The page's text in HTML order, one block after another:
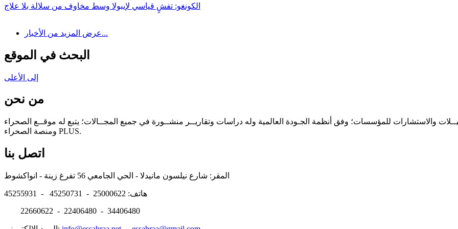
الكونغو: تفشٍ قياسي لإيبولا وسط مخاوف من سلالة بلا علاج
عرض المزيد من الأخبار...
البحث في الموقع
إلى الأعلى
من نحن
والاستشارات للمؤسسات؛ وفق أنظمة الجـودة العالمية وله دراسات وتقاريــر منشــورة في جميع المجــالات؛ يتبع له موقــع الصحراء
ومنصة الصحراء PLUS.
اتصل بنا
هاتف: 25000622 - 45250731 - 45255931
22660622 - 22406480 - 34406480